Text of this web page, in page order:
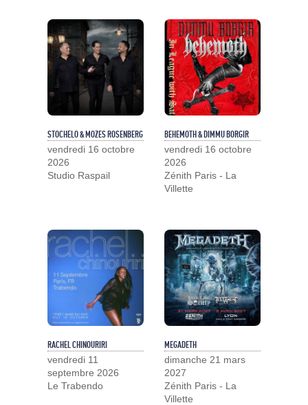
STOCHELO & MOZES ROSENBERG
vendredi 16 octobre
2026
Studio Raspail
BEHEMOTH & DIMMU BORGIR
vendredi 16 octobre
2026
Zénith Paris - La
Villette
RACHEL CHINOURIRI
vendredi 11
septembre 2026
Le Trabendo
MEGADETH
dimanche 21 mars
2027
Zénith Paris - La
Villette